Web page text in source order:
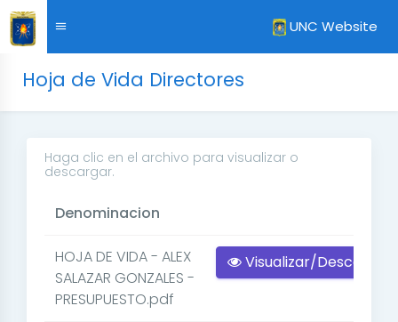
UNC Website
Hoja de Vida Directores
Haga clic en el archivo para visualizar o
descargar.
Denominacion
HOJA DE VIDA - ALEX
SALAZAR GONZALES -
PRESUPUESTO.pdf
Visualizar/Descargar